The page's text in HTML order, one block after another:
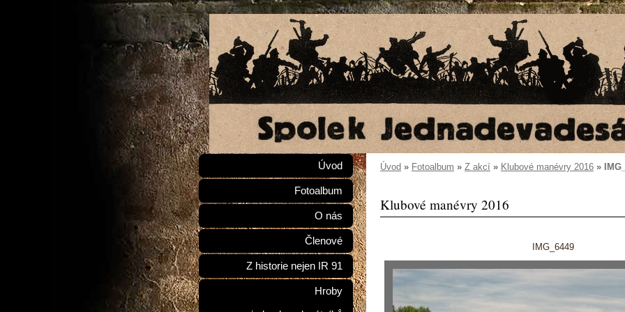
Úvod » Fotoalbum » Z akcí » Klubové manévry 2016 »
Klubové manévry 2016
IMG_6449
Úvod
Fotoalbum
O nás
Členové
Z historie nejen IR 91
Hroby